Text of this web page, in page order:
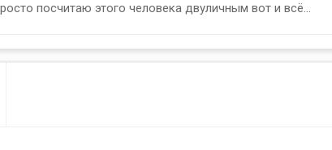
посчитаю этого человека двуличным вот и всё...